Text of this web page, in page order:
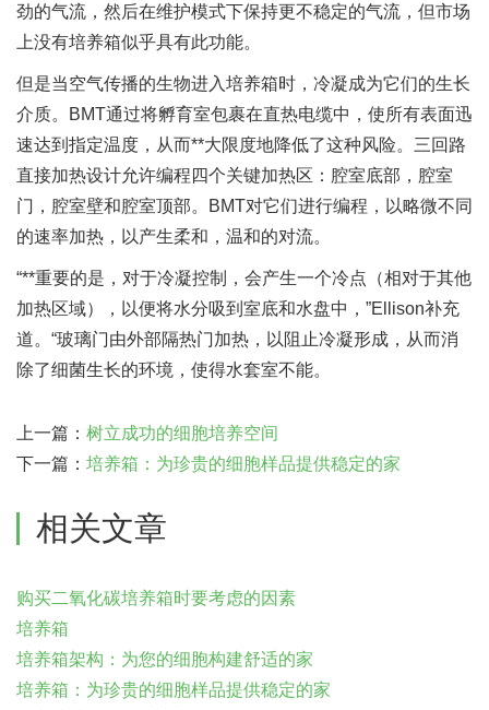
劲的气流，然后在维护模式下保持更不稳定的气流，但市场
上没有培养箱似乎具有此功能。
但是当空气传播的生物进入培养箱时，冷凝成为它们的生长
介质。BMT通过将孵育室包裹在直热电缆中，使所有表面迅
速达到指定温度，从而**大限度地降低了这种风险。三回路
直接加热设计允许编程四个关键加热区：腔室底部，腔室
门，腔室壁和腔室顶部。BMT对它们进行编程，以略微不同
的速率加热，以产生柔和，温和的对流。
“**重要的是，对于冷凝控制，会产生一个冷点（相对于其他
加热区域），以便将水分吸到室底和水盘中，”Ellison补充
道。“玻璃门由外部隔热门加热，以阻止冷凝形成，从而消
除了细菌生长的环境，使得水套室不能。
上一篇： 树立成功的细胞培养空间
下一篇： 培养箱：为珍贵的细胞样品提供稳定的家
相关文章
购买二氧化碳培养箱时要考虑的因素
培养箱
培养箱架构：为您的细胞构建舒适的家
培养箱：为珍贵的细胞样品提供稳定的家